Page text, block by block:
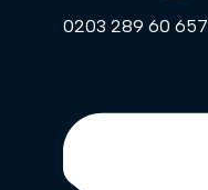
0203 289 60 657